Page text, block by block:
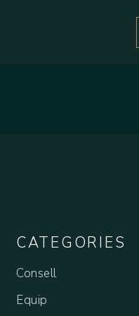
CATEGORIES
Consell
Equip